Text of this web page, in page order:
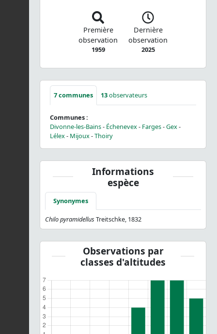
Première
observation
1959
Dernière
observation
2025
7communes 13observateurs
Communes :
Divonne-les-Bains- Échenevex- Farges-Gex-
Lélex- Mijoux-Thoiry
Informations
espèce
Synonymes
Chilo pyramidellus Treitschke, 1832
Observations par
classes d'altitudes